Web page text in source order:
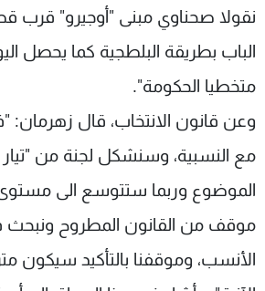
نقولا صحناوي مبنى "أوجيرو" قرب
الباب بطريقة البلطجية كما يحصل
متخطيا الحكومة".
وعن قانون الانتخاب، قال زهرمان:
مع النسبية، وسنشكل لجنة من
موقف من القانون المطروح ونبحث
الأنسب، وموقفنا بالتأكيد سيكون